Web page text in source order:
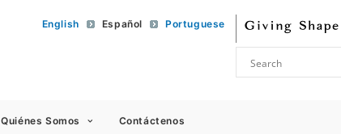
English Español Portuguese
Quiénes Somos Contáctenos